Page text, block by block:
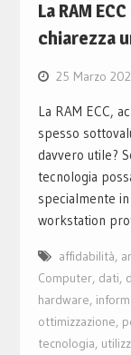
La RAM
chiarezza
25 Marzo
La RAM ECC,
spesso
davvero utile?
tecnologia
specialmente
workstation
affidabilità,
Computer, dati,
hardware,
ottimizzazione,
tecnologia,